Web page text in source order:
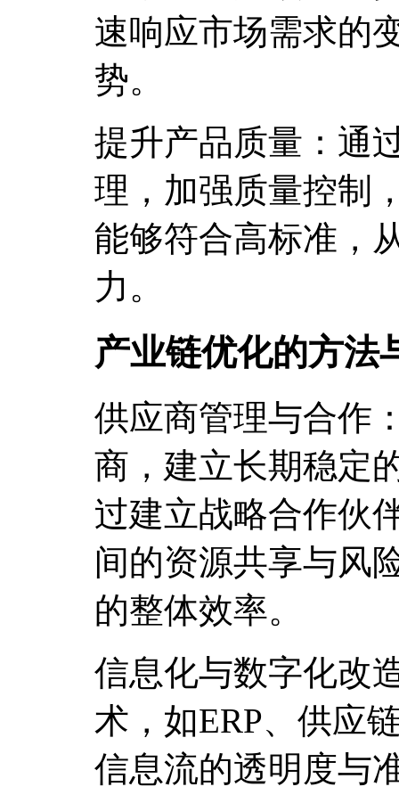
速响应市场需求的
势。
提升产品质量：通
理，加强质量控制
能够符合高标准，
力。
产业链优化的方法
供应商管理与合作
商，建立长期稳定
过建立战略合作伙
间的资源共享与风
的整体效率。
信息化与数字化改
术，如ERP、供应
信息流的透明度与